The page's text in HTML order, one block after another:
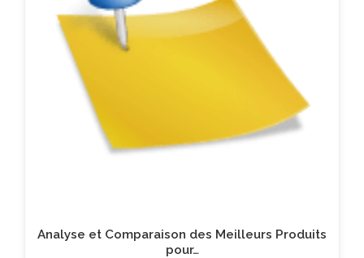
Analyse et Comparaison des Meilleurs Produits
pour…